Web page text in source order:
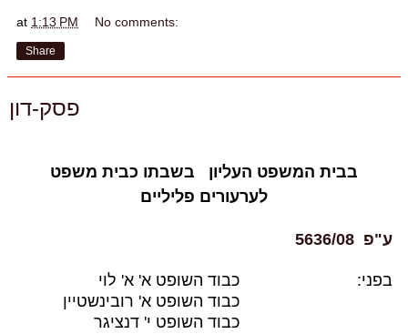
at 1:13 PM No comments:
Share
פסק-דון
בבית המשפט העליון בשבתו כבית משפט
לערעורים פליליים
ע"פ 5636/08
בפני:
כבוד השופט א' א' לוי
כבוד השופט א' רובינשטיין
כבוד השופט י' דנציגר